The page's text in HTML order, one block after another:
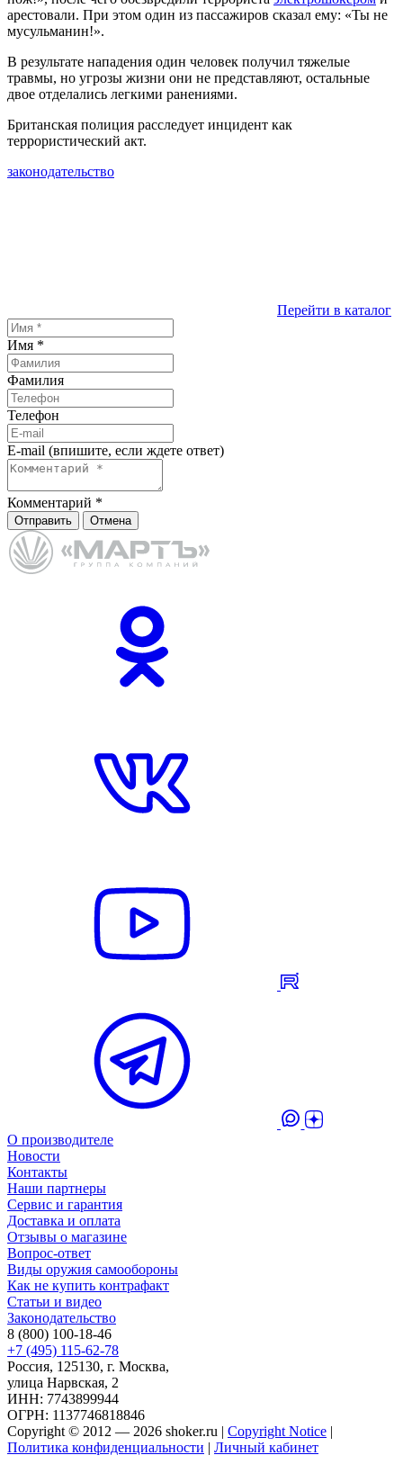
арестовали. При этом один из пассажиров сказал ему: «Ты не
мусульманин!».
В результате нападения один человек получил тяжелые
травмы, но угрозы жизни они не представляют, остальные
двое отделались легкими ранениями.
Британская полиция расследует инцидент как
террористический акт.
законодательство
Перейти в каталог
Имя *
Фамилия
Телефон
E-mail (впишите, если ждете ответ)
Комментарий *
Отправить Отмена
О производителе
Новости
Контакты
Наши партнеры
Сервис и гарантия
Доставка и оплата
Отзывы о магазине
Вопрос-ответ
Виды оружия самообороны
Как не купить контрафакт
Статьи и видео
Законодательство
8 (800) 100-18-46
+7 (495) 115-62-78
Россия, 125130, г. Москва,
улица Нарвская, 2
ИНН: 7743899944
ОГРН: 1137746818846
Copyright © 2012 — 2026 shoker.ru | Copyright Notice |
Политика конфиденциальности | Личный кабинет